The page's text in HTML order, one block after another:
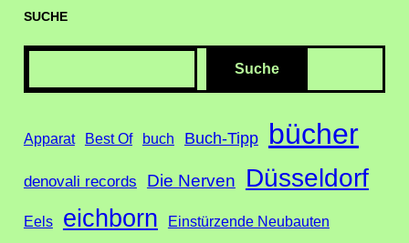
SUCHE
u
h
e
Suche
Apparat Best Of buch Buch-Tipp bücher
denovali records Die Nerven Düsseldorf
Eels eichborn Einstürzende Neubauten